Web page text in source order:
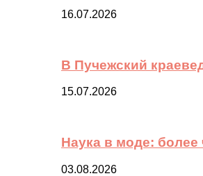
16.07.2026
В Пучежский
15.07.2026
Наука в моде:
03.08.2026